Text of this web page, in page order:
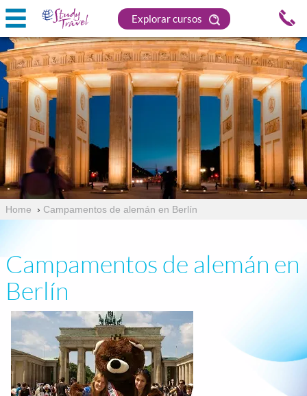
Explorar cursos
Home › Campamentos de alemán en Berlín
Campamentos de alemán en
Berlín